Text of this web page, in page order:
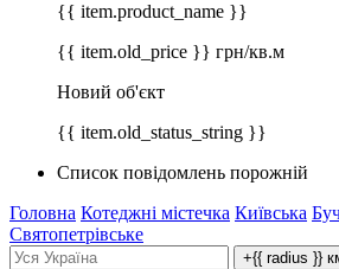
{{ item.product_name }}
{{ item.old_price }} грн/кв.м
Новий об'єкт
{{ item.old_status_string }}
Список повідомлень порожній
Головна Котеджні містечка Київська
Святопетрівське
+{{ radius }}